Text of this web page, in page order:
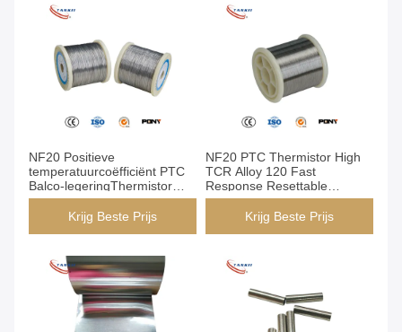
NF20 Positieve
temperatuurcoëfficiënt PTC
Balco-legeringThermistor
Zelfbeperkend
Temperatuurverwarmingselement
Thermostaatbesturing
Krijg Beste Prijs
NF20 PTC Thermistor High
TCR Alloy 120 Fast
Response Resettable
Overcurrent Overheat
Protection voor
Krijg Beste Prijs